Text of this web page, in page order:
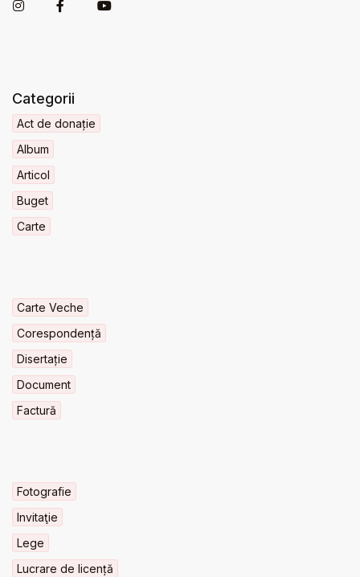
Categorii
Act de donație
Album
Articol
Buget
Carte
Carte Veche
Corespondență
Disertație
Document
Factură
Fotografie
Invitaţie
Lege
Lucrare de licență